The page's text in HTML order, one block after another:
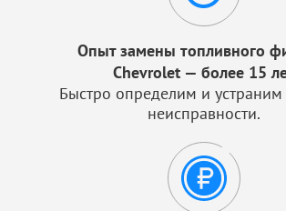
Опыт замены топливного
Chevrolet — более 15
Быстро определим и
неисправности.